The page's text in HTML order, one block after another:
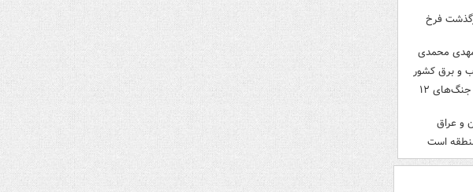
فرخ
محمدی
و برق کشور
۲ عامل مهم صهیونیست‌ها در جنگ‌های ۱۲
و عراق
منطقه است